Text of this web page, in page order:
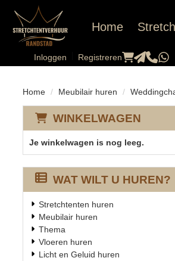
Inloggen Registreren
Home
Home Meubilair huren
WINKELWAGEN
Je winkelwagen is nog leeg.
WAT WILT U HUREN?
Stretchtenten huren
Meubilair huren
Thema
Vloeren huren
Licht en Geluid huren